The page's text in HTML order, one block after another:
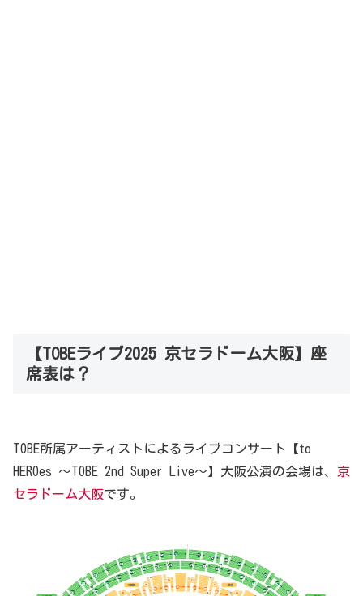
【TOBEライブ2025 京セラドーム大阪】座
席表は？
TOBE所属アーティストによるライブコンサート【to
HEROes ～TOBE 2nd Super Live～】大阪公演の会場は、 京
セラドーム大阪です。